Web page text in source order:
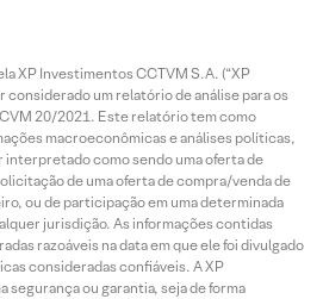
XP Investimentos CCTVM S.A. (“XP
considerado um relatório de análise para os
20/2021. Este relatório tem como
macroeconômicas e análises políticas,
interpretado como sendo uma oferta de
de uma oferta de compra/venda de
ou de participação em uma determinada
jurisdição. As informações contidas
razoáveis na data em que ele foi divulgado
consideradas confiáveis. A XP
segurança ou garantia, seja de forma